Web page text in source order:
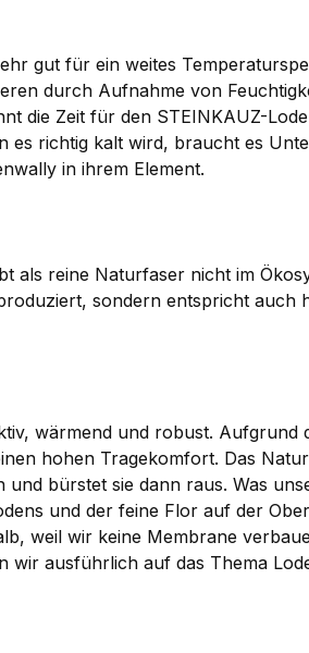
gut für ein weites
durch Aufnahme von
die Zeit für den STEINKAUZ-
richtig kalt wird, braucht es
in ihrem Element.
als reine Naturfaser nicht im
sondern entspricht auch
wärmend und robust. Aufgrund
hohen Tragekomfort. Das
bürstet sie dann raus. Was
und der feine Flor auf der
weil wir keine Membrane
wir ausführlich auf das Thema